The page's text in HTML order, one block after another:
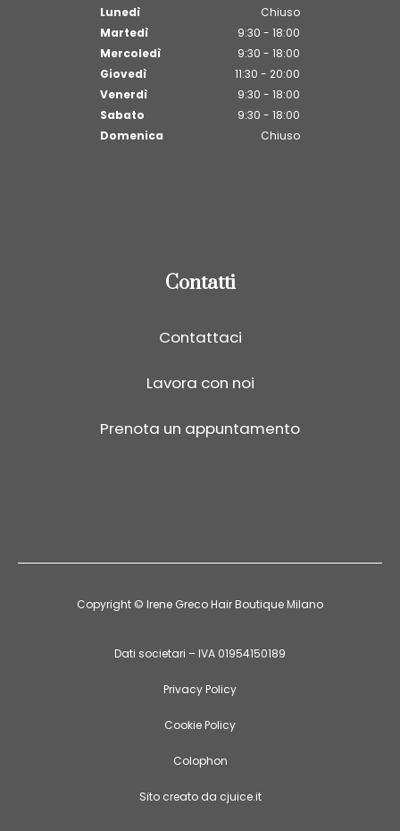
Lunedì
Chiuso
Martedì
9:30 - 18:00
Mercoledì
9:30 - 18:00
Giovedì
11:30 - 20:00
Venerdì
9:30 - 18:00
Sabato
9:30 - 18:00
Domenica
Chiuso
Contatti
Contattaci
Lavora con noi
Prenota un appuntamento
Copyright © Irene Greco Hair Boutique Milano
Dati societari – IVA 01954150189
Privacy Policy
Cookie Policy
Colophon
Sito creato da cjuice.it